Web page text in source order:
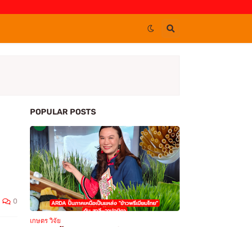
0
POPULAR POSTS
เกษตร วิจัย